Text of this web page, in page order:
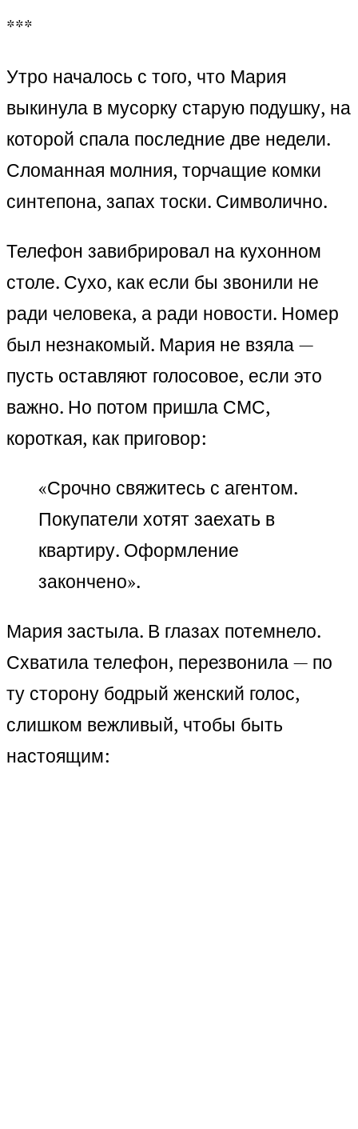
***
Утро началось с того, что Мария
выкинула в мусорку старую подушку, на
которой спала последние две недели.
Сломанная молния, торчащие комки
синтепона, запах тоски. Символично.
Телефон завибрировал на кухонном
столе. Сухо, как если бы звонили не
ради человека, а ради новости. Номер
был незнакомый. Мария не взяла —
пусть оставляют голосовое, если это
важно. Но потом пришла СМС,
короткая, как приговор:
«Срочно свяжитесь с агентом.
Покупатели хотят заехать в
квартиру. Оформление
закончено».
Мария застыла. В глазах потемнело.
Схватила телефон, перезвонила — по
ту сторону бодрый женский голос,
слишком вежливый, чтобы быть
настоящим: